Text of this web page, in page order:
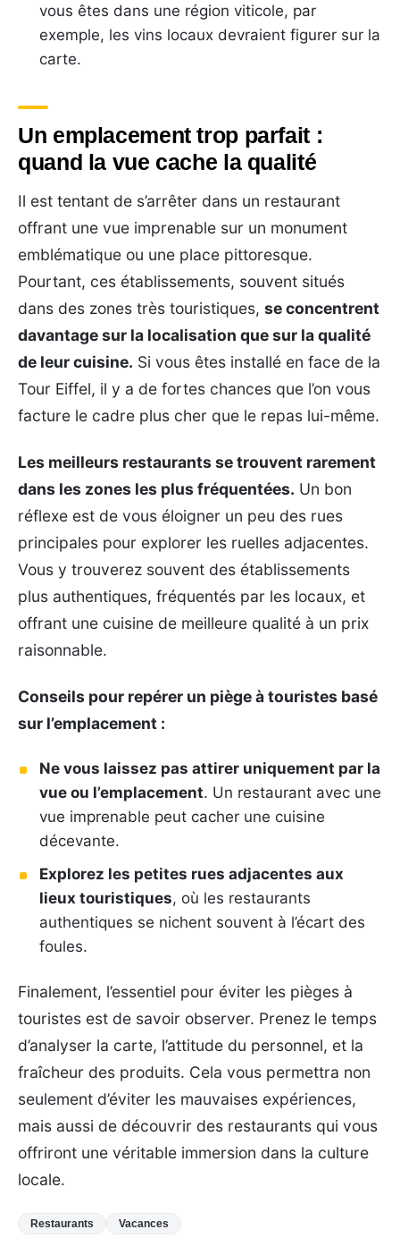
vous êtes dans une région viticole, par
exemple, les vins locaux devraient figurer sur la
carte.
Un emplacement trop parfait :
quand la vue cache la qualité
Il est tentant de s’arrêter dans un restaurant
offrant une vue imprenable sur un monument
emblématique ou une place pittoresque.
Pourtant, ces établissements, souvent situés
dans des zones très touristiques, se concentrent
davantage sur la localisation que sur la qualité
de leur cuisine. Si vous êtes installé en face de la
Tour Eiffel, il y a de fortes chances que l’on vous
facture le cadre plus cher que le repas lui-même.
Les meilleurs restaurants se trouvent rarement
dans les zones les plus fréquentées. Un bon
réflexe est de vous éloigner un peu des rues
principales pour explorer les ruelles adjacentes.
Vous y trouverez souvent des établissements
plus authentiques, fréquentés par les locaux, et
offrant une cuisine de meilleure qualité à un prix
raisonnable.
Conseils pour repérer un piège à touristes basé
sur l’emplacement :
Ne vous laissez pas attirer uniquement par la
vue ou l’emplacement. Un restaurant avec une
vue imprenable peut cacher une cuisine
décevante.
Explorez les petites rues adjacentes aux
lieux touristiques, où les restaurants
authentiques se nichent souvent à l’écart des
foules.
Finalement, l’essentiel pour éviter les pièges à
touristes est de savoir observer. Prenez le temps
d’analyser la carte, l’attitude du personnel, et la
fraîcheur des produits. Cela vous permettra non
seulement d’éviter les mauvaises expériences,
mais aussi de découvrir des restaurants qui vous
offriront une véritable immersion dans la culture
locale.
Restaurants Vacances